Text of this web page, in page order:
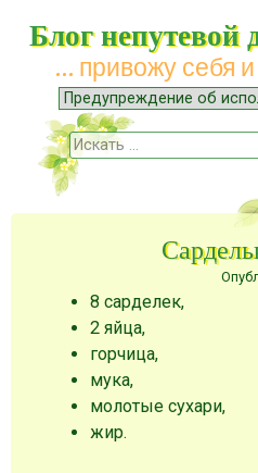
Блог непутевой
… привожу себя
Меню
Наверх
Поиск
8 сарделек,
2 яйца,
горчица,
мука,
молотые сухари,
жир.